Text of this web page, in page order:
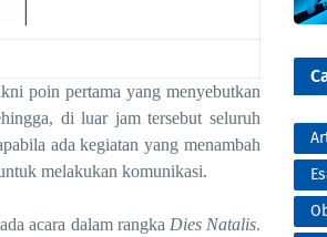
poin pertama yang menyebutkan
di luar jam tersebut seluruh
pabila ada kegiatan yang menambah
melakukan komunikasi.
acara dalam rangka Dies Natalis.